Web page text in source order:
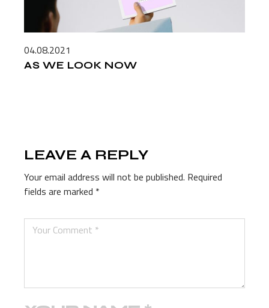
04.08.2021
AS WE LOOK NOW
LEAVE A REPLY
Your email address will not be published. Required
fields are marked *